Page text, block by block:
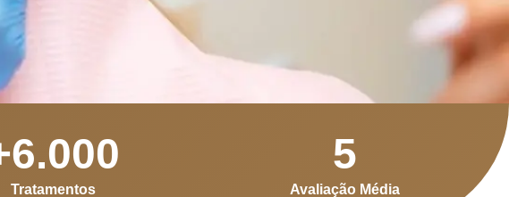
Tratamentos
6.000
Avaliação Média
5